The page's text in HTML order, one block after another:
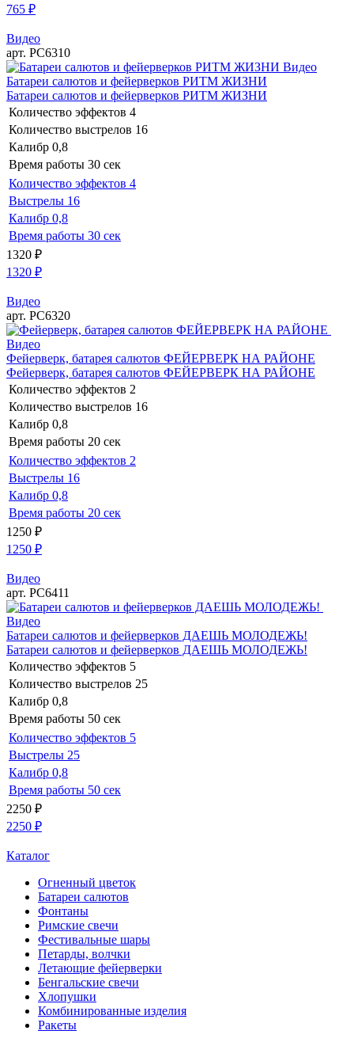
765 ₽
Видео
арт. РС6310
Видео
Батареи салютов и фейерверков РИТМ ЖИЗНИ
Батареи салютов и фейерверков РИТМ ЖИЗНИ
Количество эффектов 4
Количество выстрелов 16
Калибр 0,8
Время работы 30 сек
Количество эффектов 4
Выстрелы 16
Калибр 0,8
Время работы 30 сек
1320 ₽
1320 ₽
Видео
арт. РС6320
Видео
Фейерверк, батарея салютов ФЕЙЕРВЕРК НА РАЙОНЕ
Фейерверк, батарея салютов ФЕЙЕРВЕРК НА РАЙОНЕ
Количество эффектов 2
Количество выстрелов 16
Калибр 0,8
Время работы 20 сек
Количество эффектов 2
Выстрелы 16
Калибр 0,8
Время работы 20 сек
1250 ₽
1250 ₽
Видео
арт. РС6411
Видео
Батареи салютов и фейерверков ДАЕШЬ МОЛОДЕЖЬ!
Батареи салютов и фейерверков ДАЕШЬ МОЛОДЕЖЬ!
Количество эффектов 5
Количество выстрелов 25
Калибр 0,8
Время работы 50 сек
Количество эффектов 5
Выстрелы 25
Калибр 0,8
Время работы 50 сек
2250 ₽
2250 ₽
Каталог
Огненный цветок
Батареи салютов
Фонтаны
Римские свечи
Фестивальные шары
Петарды, волчки
Летающие фейерверки
Бенгальские свечи
Хлопушки
Комбинированные изделия
Ракеты